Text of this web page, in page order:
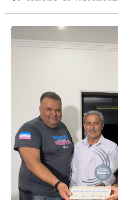
As câmeras de
Presidente Kennedy
01 de junho, uma
adulteração,
videomonitoramento
Durante a abordagem a
conta do sistema de
recentemente em todo
Kennedy, o sistema é
do país, sendo possível a
meio do cruzamento de
específico, com dados de
de Janeiro.
“Mais de 100 câmeras
interior de Presidente
segurança à população,
produtores
parabéns a todos os
segurança da nossa